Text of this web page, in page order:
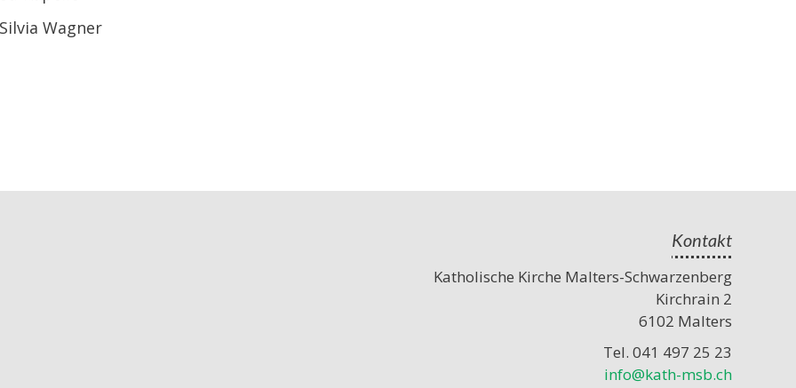
Wagner
Kontakt
Katholische Kirche Malters-Schwarzenberg
Kirchrain 2
6102 Malters
Tel. 041 497 25 23
info@kath-msb.ch